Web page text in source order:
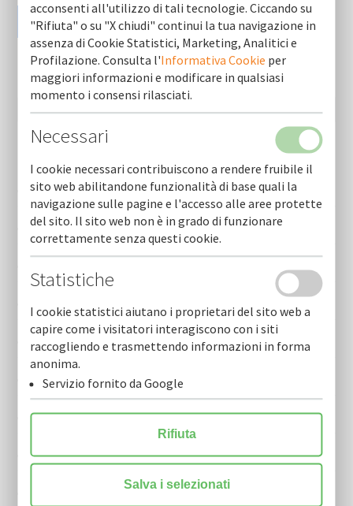
Newsletter (ultime 10)
Cofidi.it informa agosto 2026
Cofidi.it informa luglio 2026
Cofidi.it informa maggio 2026
Cofidi.it informa aprile 2026
Cofidi.it informa marzo 2026
Cofidi.it informa febbraio 2026
Cofidi.it informa gennaio 2026
Cofidi.it informa dicembre 2025
acconsenti all'utilizzo di tali tecnologie. Ciccando su
"Rifiuta" o su "X chiudi" continui la tua navigazione in
assenza di Cookie Statistici, Marketing, Analitici e
Profilazione. Consulta l'Informativa Cookie per
maggiori informazioni e modificare in qualsiasi
momento i consensi rilasciati.
Necessari
I cookie necessari contribuiscono a rendere fruibile il
sito web abilitandone funzionalità di base quali la
navigazione sulle pagine e l'accesso alle aree protette
del sito. Il sito web non è in grado di funzionare
correttamente senza questi cookie.
Statistiche
I cookie statistici aiutano i proprietari del sito web a
capire come i visitatori interagiscono con i siti
raccogliendo e trasmettendo informazioni in forma
anonima.
Servizio fornito da Google
Rifiuta
Salva i selezionati